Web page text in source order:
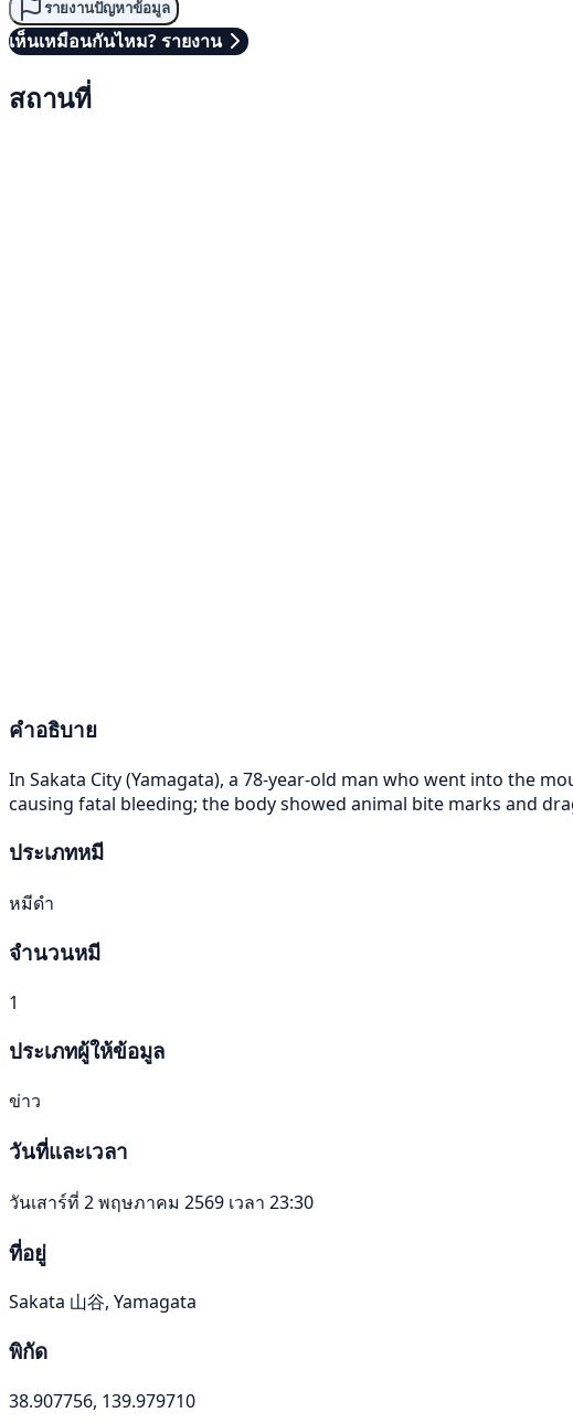
รายงานปัญหาข้อมูล
เห็นเหมือนกันไหม? รายงาน
สถานที่
คำอธิบาย
In Sakata City (Yamagata), a 78-year-old man who went into the
causing fatal bleeding; the body showed animal bite marks and
ประเภทหมี
หมีดำ
จำนวนหมี
1
ประเภทผู้ให้ข้อมูล
ข่าว
วันที่และเวลา
วันเสาร์ที่ 2 พฤษภาคม 2569 เวลา 23:30
ที่อยู่
Sakata 山谷, Yamagata
พิกัด
38.907756, 139.979710